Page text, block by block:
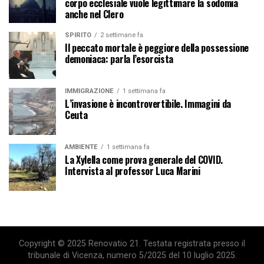
anche nel Clero
SPIRITO 2 settimane fa
Il peccato mortale è peggiore della possessione
demoniaca: parla l’esorcista
IMMIGRAZIONE 1 settimana fa
L’invasione è incontrovertibile. Immagini da
Ceuta
AMBIENTE 1 settimana fa
La Xylella come prova generale del COVID.
Intervista al professor Luca Marini
Copyright © 2025 Renovatio 21. Testata registrata presso il
tribunale di Vicenza, numero 5/2025 del 10 luglio 2025.